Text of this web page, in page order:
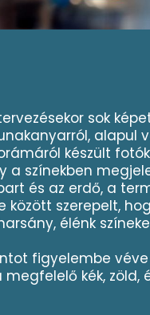
sok
alapul
készült
a színekben
és az erdő, a
között szerepelt,
élénk
figyelembe véve
kék, zöld,